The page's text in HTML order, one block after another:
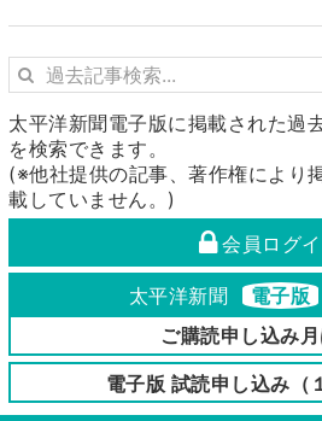
太平洋新聞電子版に掲載された過
を検索できます。
(※他社提供の記事、著作権により
載していません。)
会員ログ
太平洋新聞 電子版
ご購読申し込み
電子版 試読申し込み（